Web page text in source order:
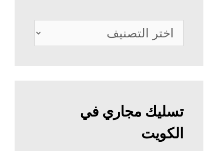
خدمات
الصرف
تسليك مجاري في
الكويت